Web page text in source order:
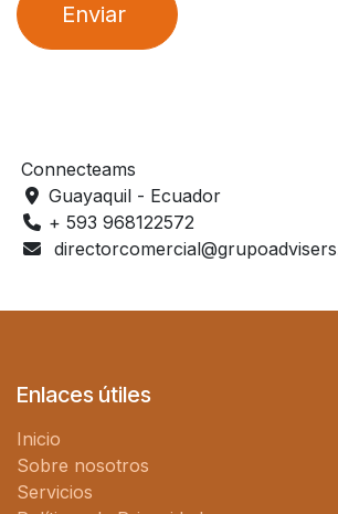
Enviar ​
Connecteams
Guayaquil - Ecuador
+ 593 968122572
Enlaces útiles
Inicio
Sobre nosotros
Servicios